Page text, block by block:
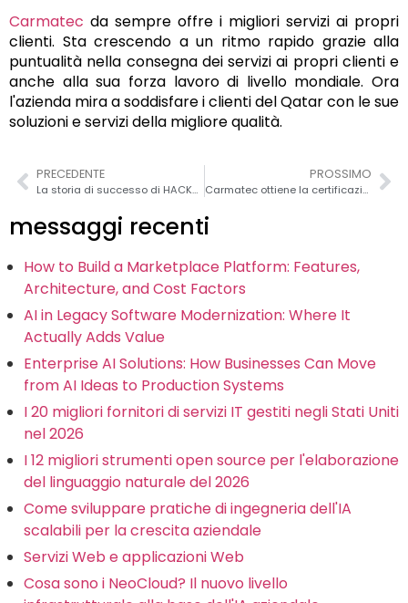
Carmatec da sempre offre i migliori servizi ai propri
clienti. Sta crescendo a un ritmo rapido grazie alla
puntualità nella consegna dei servizi ai propri clienti e
anche alla sua forza lavoro di livello mondiale. Ora
l'azienda mira a soddisfare i clienti del Qatar con le sue
soluzioni e servizi della migliore qualità.
PRECEDENTE
La storia di successo di HACKATHON – Un evento che ha creato creatività
PROSSIMO
Carmatec ottiene la certificazione del sistema di gestione della qualità ISO 9001:2008
messaggi recenti
How to Build a Marketplace Platform: Features,
Architecture, and Cost Factors
AI in Legacy Software Modernization: Where It
Actually Adds Value
Enterprise AI Solutions: How Businesses Can Move
from AI Ideas to Production Systems
I 20 migliori fornitori di servizi IT gestiti negli Stati Uniti
nel 2026
I 12 migliori strumenti open source per l'elaborazione
del linguaggio naturale del 2026
Come sviluppare pratiche di ingegneria dell'IA
scalabili per la crescita aziendale
Servizi Web e applicazioni Web
Cosa sono i NeoCloud? Il nuovo livello